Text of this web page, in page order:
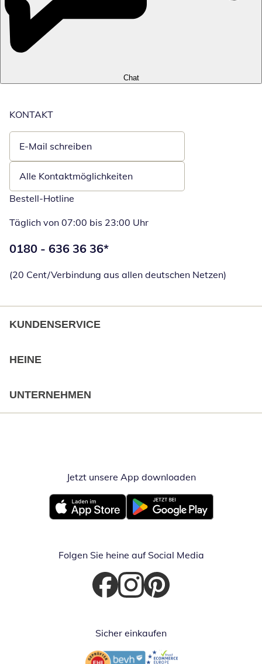
Chat
KONTAKT
E-Mail schreiben
Öffnet E-Mail-Client
Alle Kontaktmöglichkeiten
Bestell-Hotline
Täglich von 07:00 bis 23:00 Uhr
Telefonnummer:
0180 - 636 36 36*
(20 Cent/Verbindung aus allen deutschen Netzen)
KUNDENSERVICE
HEINE
UNTERNEHMEN
Jetzt unsere App downloadenÖffnet in
Öffnet in neuem FensterÖffnet in neuem Fenster
Folgen Sie heine auf Social Media
Öffnet in neuem Fenster
Öffnet in neuem Fenster
Öffnet in neuem Fenster
Sicher einkaufen